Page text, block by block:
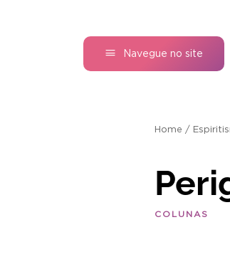
Navegue no site
Home /
COLUNAS